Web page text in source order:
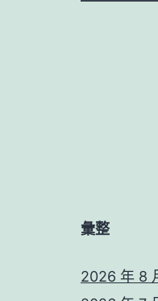
彙整
2026 年 8